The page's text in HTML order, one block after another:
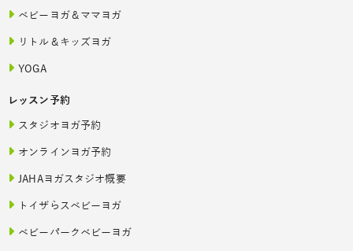
ベビーヨガ＆ママヨガ
リトル＆キッズヨガ
YOGA
レッスン予約
スタジオヨガ予約
オンラインヨガ予約
JAHAヨガスタジオ概要
トイザらスベビーヨガ
ベビーパークベビーヨガ